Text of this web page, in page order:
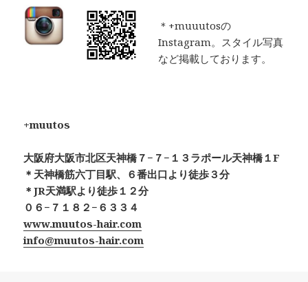
＊+muuutosの
Instagram。スタイル写真
など掲載しております。
+muutos
大阪府大阪市北区天神橋７−７−１３ラポール天神橋１F
＊天神橋筋六丁目駅、６番出口より徒歩３分
＊JR天満駅より徒歩１２分
０６−７１８２−６３３４
www.muutos-hair.com
info@muutos-hair.com